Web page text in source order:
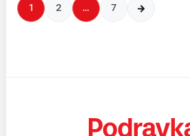
1 2 … 7